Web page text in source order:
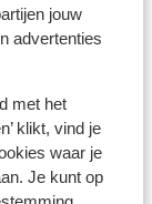
jouw
advertenties
met het
klikt, vind je
waar je
Je kunt op